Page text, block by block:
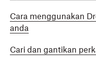
Cara menggunakan
anda
Cari dan gantikan